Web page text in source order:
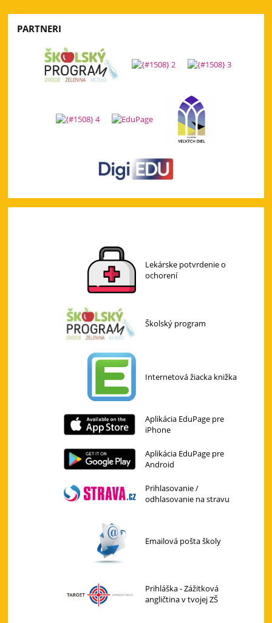
ZŠ
Nad
PARTNERI
Lekárske potvrdenie o
ochorení
Školský program
Internetová žiacka knižka
Aplikácia EduPage pre
iPhone
Aplikácia EduPage pre
Android
Prihlasovanie /
odhlasovanie na stravu
Emailová pošta školy
Prihláška - Zážitková
angličtina v tvojej ZŠ